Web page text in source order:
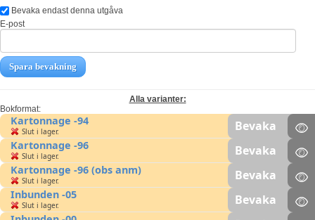
Bevaka endast denna utgåva
E-post
Spara bevakning
Alla varianter:
Bokformat:
Kartonnage -94
Slut i lager. Bevaka
Kartonnage -96
Slut i lager. Bevaka
Kartonnage -96 (obs anm)
Slut i lager. Bevaka
Inbunden -05
Slut i lager. Bevaka